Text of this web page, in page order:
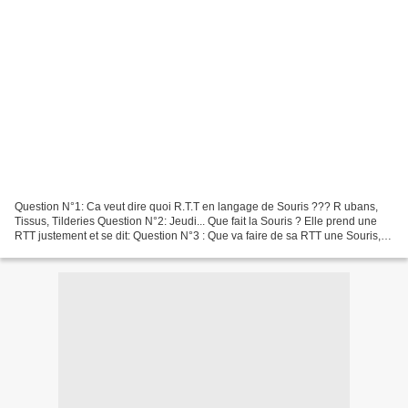
Question N°1: Ca veut dire quoi R.T.T en langage de Souris ??? R ubans,
Tissus, Tilderies Question N°2: Jeudi... Que fait la Souris ? Elle prend une
RTT justement et se dit: Question N°3 : Que va faire de sa RTT une Souris,